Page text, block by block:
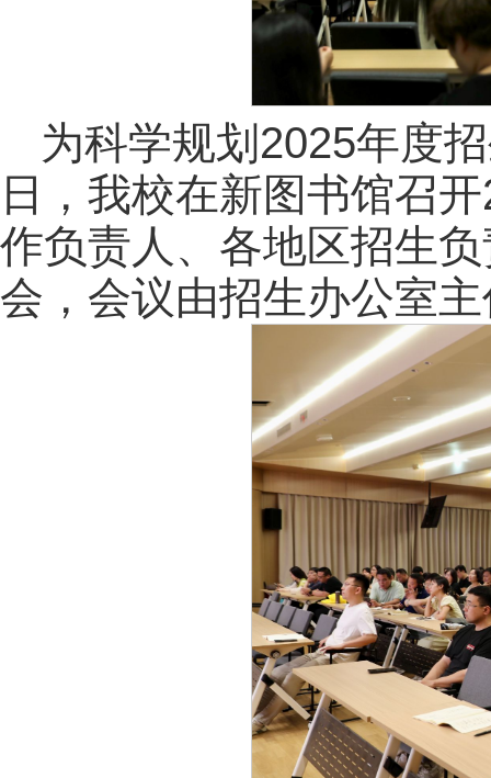
为科学规划2025年度
日，我校在新图书馆召
作负责人、各地区招生
会，会议由招生办公室